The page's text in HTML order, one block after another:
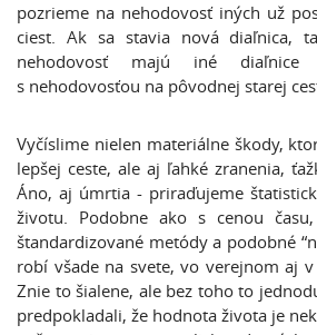
pozrieme na nehodovosť iných už
ciest. Ak sa stavia nová diaľnica,
nehodovosť majú iné
s nehodovosťou na pôvodnej starej
Vyčíslime nielen materiálne škody,
lepšej ceste, ale aj ľahké zranenia,
Áno, aj úmrtia - priraďujeme
životu. Podobne ako s cenou
štandardizované metódy a podobné
robí všade na svete, vo verejnom aj
Znie to šialene, ale bez toho to
predpokladali, že hodnota života je